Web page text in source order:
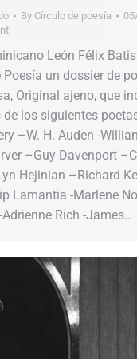
By Círculo de poesía
León Félix
Poesía un dossier de
Original ajeno, que
los siguientes
–W. H. Auden -
–Guy Davenport
Hejinian –Richard
Lamantia -Marlene
Adrienne Rich -James…